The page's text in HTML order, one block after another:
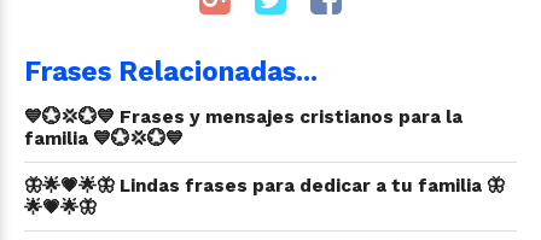
Frases Relacionadas...
💙💮💢💮💙 Frases y mensajes cristianos para la
familia 💙💮💢💮💙
🦋🌟💗🌟🦋 Lindas frases para dedicar a tu familia 🦋
🌟💗🌟🦋